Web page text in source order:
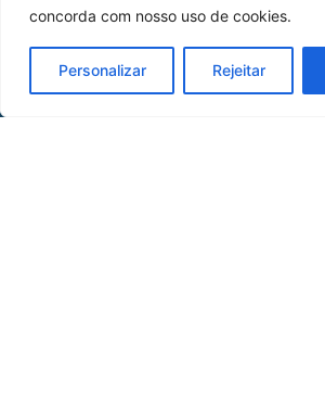
concorda com nosso uso de cookies.
Personalizar Rejeitar
Catálogo